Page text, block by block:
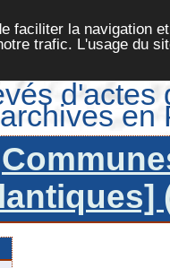
faciliter la navigation
trafic. L'usage du
d'actes
en